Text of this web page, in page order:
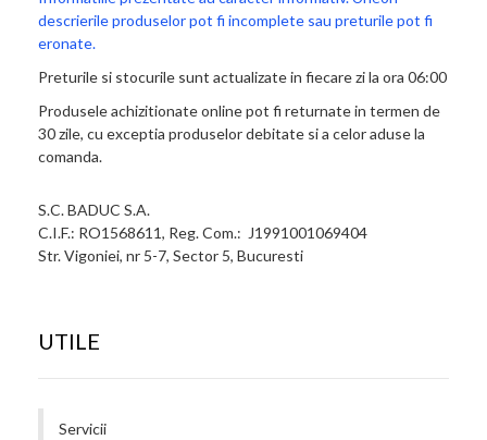
descrierile produselor pot fi incomplete sau preturile pot fi
eronate.
Preturile si stocurile sunt actualizate in fiecare zi la ora 06:00
Produsele achizitionate online pot fi returnate in termen de
30 zile, cu exceptia produselor debitate si a celor aduse la
comanda.
S.C. BADUC S.A.
C.I.F.: RO1568611, Reg. Com.: J1991001069404
Str. Vigoniei, nr 5-7, Sector 5, Bucuresti
UTILE
Servicii